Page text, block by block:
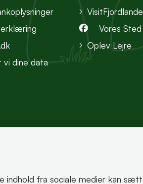
vi dine data
Vores Sted
Oplev Lejre
indhold fra sociale medier kan